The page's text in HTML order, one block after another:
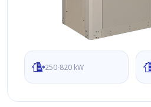
250-820 kW